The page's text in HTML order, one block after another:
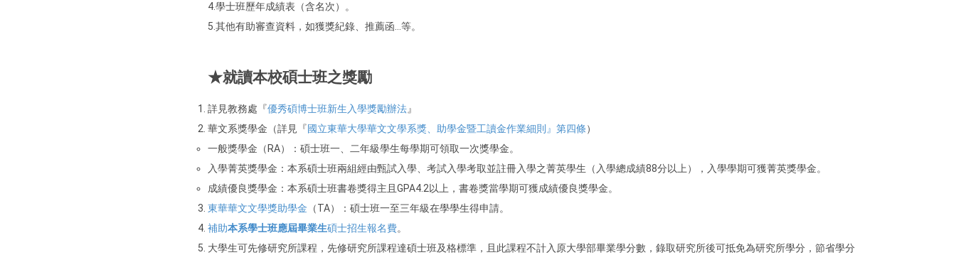
4.學士班歷年成績表（含名次）。
5.其他有助審查資料，如獲獎紀錄、推薦函…等。
★就讀本校碩士班之獎勵
詳見教務處『優秀碩博士班新生入學獎勵辦法』
華文系獎學金（詳見『國立東華大學華文文學系獎、助學金暨工讀金作業細則』第四條）
一般獎學金（RA）：碩士班一、二年級學生每學期可領取一次獎學金。
入學菁英獎學金：本系碩士班兩組經由甄試入學、考試入學考取並註冊入學之菁英學生（入學總成績88分以上），入學學期可獲菁英獎學金。
成績優良獎學金：本系碩士班書卷獎得主且GPA4.2以上，書卷獎當學期可獲成績優良獎學金。
東華華文文學獎助學金 （TA）：碩士班一至三年級在學學生得申請。
補助本系學士班應屆畢業生碩士招生報名費。
大學生可先修研究所課程，先修研究所課程達碩士班及格標準，且此課程不計入原大學部畢業學分數，錄取研究所後可抵免為研究所學分，節省學分